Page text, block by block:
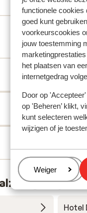
functionele cookies
goed kunt
voorkeurscookies
jouw toestemming
het plaatsen van
internetgedrag
Door op
op 'Beheren’ klikt,
kunt selecteren
wijzigen of je
Beheren
Weiger
Hotel